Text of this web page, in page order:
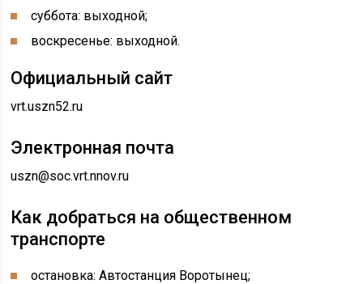
суббота: выходной;
воскресенье: выходной.
Официальный сайт
vrt.uszn52.ru
Электронная почта
uszn@soc.vrt.nnov.ru
Как добраться на общественном
транспорте
остановка: Автостанция Воротынец;